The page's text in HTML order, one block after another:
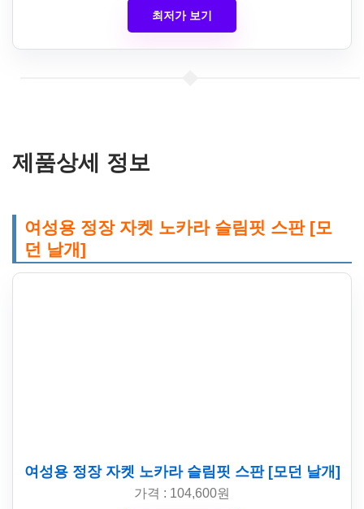
최저가 보기
제품상세 정보
여성용 정장 자켓 노카라 슬림핏 스판 [모
던 날개]
여성용 정장 자켓 노카라 슬림핏 스판 [모던 날개]
가격 : 104,600원